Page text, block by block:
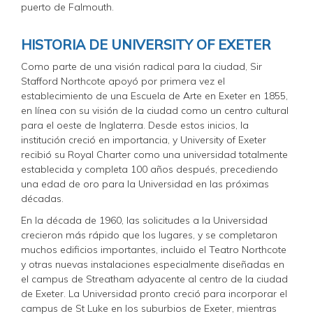
puerto de Falmouth.
HISTORIA DE UNIVERSITY OF EXETER
Como parte de una visión radical para la ciudad, Sir
Stafford Northcote apoyó por primera vez el
establecimiento de una Escuela de Arte en Exeter en 1855,
en línea con su visión de la ciudad como un centro cultural
para el oeste de Inglaterra. Desde estos inicios, la
institución creció en importancia, y University of Exeter
recibió su Royal Charter como una universidad totalmente
establecida y completa 100 años después, precediendo
una edad de oro para la Universidad en las próximas
décadas.
En la década de 1960, las solicitudes a la Universidad
crecieron más rápido que los lugares, y se completaron
muchos edificios importantes, incluido el Teatro Northcote
y otras nuevas instalaciones especialmente diseñadas en
el campus de Streatham adyacente al centro de la ciudad
de Exeter. La Universidad pronto creció para incorporar el
campus de St Luke en los suburbios de Exeter, mientras